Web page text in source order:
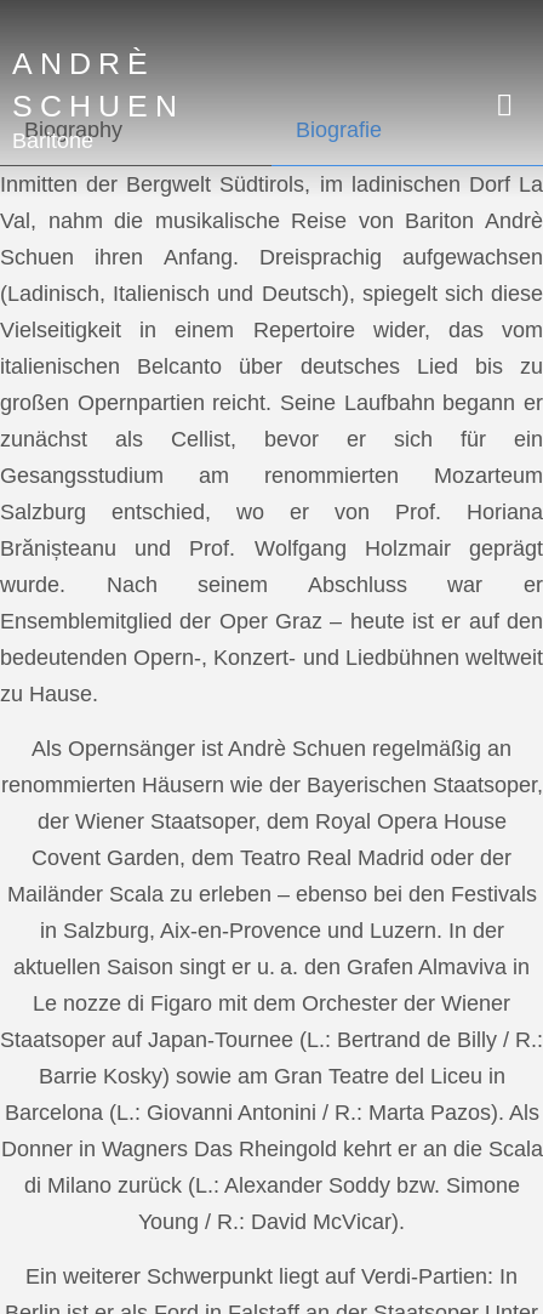
ANDRÈ
SCHUEN
Baritone
Biography Biografie
Inmitten der Bergwelt Südtirols, im ladinischen Dorf La
Val, nahm die musikalische Reise von Bariton Andrè
Schuen ihren Anfang. Dreisprachig aufgewachsen
(Ladinisch, Italienisch und Deutsch), spiegelt sich diese
Vielseitigkeit in einem Repertoire wider, das vom
italienischen Belcanto über deutsches Lied bis zu
großen Opernpartien reicht. Seine Laufbahn begann er
zunächst als Cellist, bevor er sich für ein
Gesangsstudium am renommierten Mozarteum
Salzburg entschied, wo er von Prof. Horiana
Brănișteanu und Prof. Wolfgang Holzmair geprägt
wurde. Nach seinem Abschluss war er
Ensemblemitglied der Oper Graz – heute ist er auf den
bedeutenden Opern-, Konzert- und Liedbühnen weltweit
zu Hause.
Als Opernsänger ist Andrè Schuen regelmäßig an
renommierten Häusern wie der Bayerischen Staatsoper,
der Wiener Staatsoper, dem Royal Opera House
Covent Garden, dem Teatro Real Madrid oder der
Mailänder Scala zu erleben – ebenso bei den Festivals
in Salzburg, Aix-en-Provence und Luzern. In der
aktuellen Saison singt er u. a. den Grafen Almaviva in
Le nozze di Figaro mit dem Orchester der Wiener
Staatsoper auf Japan-Tournee (L.: Bertrand de Billy / R.:
Barrie Kosky) sowie am Gran Teatre del Liceu in
Barcelona (L.: Giovanni Antonini / R.: Marta Pazos). Als
Donner in Wagners Das Rheingold kehrt er an die Scala
di Milano zurück (L.: Alexander Soddy bzw. Simone
Young / R.: David McVicar).
Ein weiterer Schwerpunkt liegt auf Verdi-Partien: In